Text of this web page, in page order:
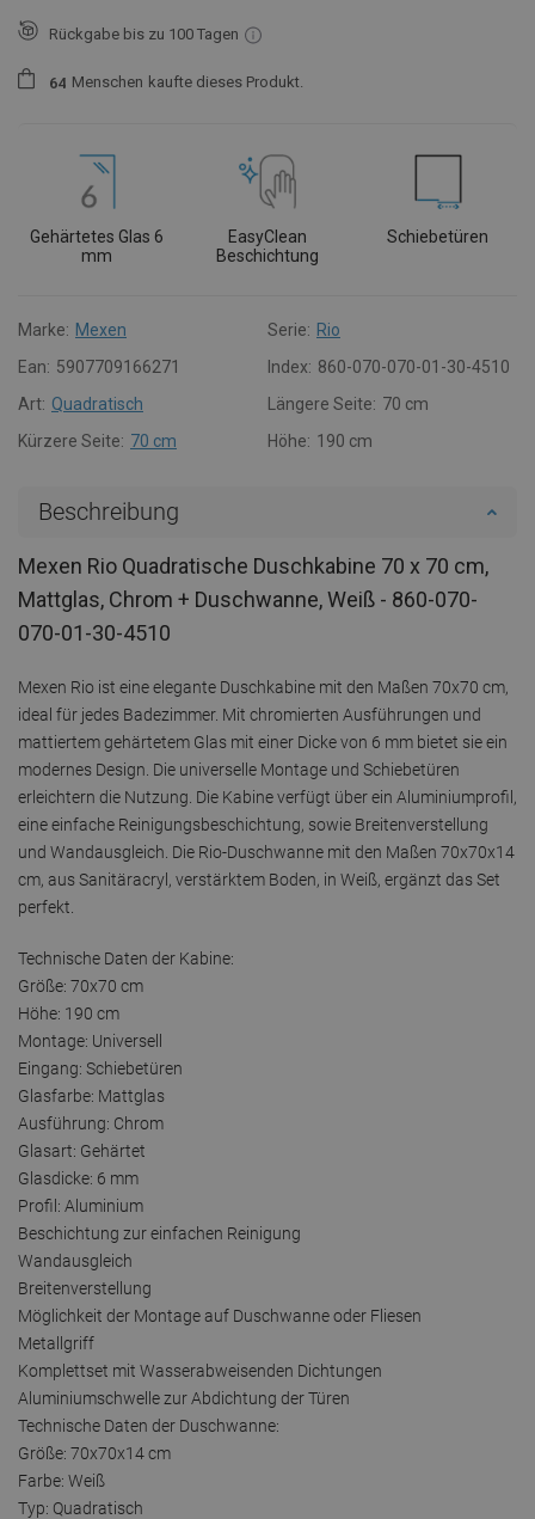
Rückgabe bis zu 100 Tagen
64 Menschen kaufte dieses Produkt.
Gehärtetes Glas 6
mm
EasyClean
Beschichtung
Schiebetüren
Marke: Mexen Serie: Rio
Ean: 5907709166271 Index: 860-070-070-01-30-4510
Art: Quadratisch Längere Seite: 70 cm
Kürzere Seite: 70 cm Höhe: 190 cm
Beschreibung
Mexen Rio Quadratische Duschkabine 70 x 70 cm,
Mattglas, Chrom + Duschwanne, Weiß - 860-070-
070-01-30-4510
Mexen Rio ist eine elegante Duschkabine mit den Maßen 70x70 cm,
ideal für jedes Badezimmer. Mit chromierten Ausführungen und
mattiertem gehärtetem Glas mit einer Dicke von 6 mm bietet sie ein
modernes Design. Die universelle Montage und Schiebetüren
erleichtern die Nutzung. Die Kabine verfügt über ein Aluminiumprofil,
eine einfache Reinigungsbeschichtung, sowie Breitenverstellung
und Wandausgleich. Die Rio-Duschwanne mit den Maßen 70x70x14
cm, aus Sanitäracryl, verstärktem Boden, in Weiß, ergänzt das Set
perfekt.
Technische Daten der Kabine:
Größe: 70x70 cm
Höhe: 190 cm
Montage: Universell
Eingang: Schiebetüren
Glasfarbe: Mattglas
Ausführung: Chrom
Glasart: Gehärtet
Glasdicke: 6 mm
Profil: Aluminium
Beschichtung zur einfachen Reinigung
Wandausgleich
Breitenverstellung
Möglichkeit der Montage auf Duschwanne oder Fliesen
Metallgriff
Komplettset mit Wasserabweisenden Dichtungen
Aluminiumschwelle zur Abdichtung der Türen
Technische Daten der Duschwanne:
Größe: 70x70x14 cm
Farbe: Weiß
Typ: Quadratisch